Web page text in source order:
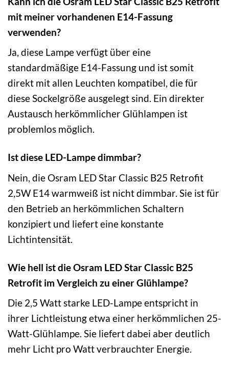
mit meiner vorhandenen E14-Fassung
verwenden?
Ja, diese Lampe verfügt über eine
standardmäßige E14-Fassung und ist somit
direkt mit allen Leuchten kompatibel, die für
diese Sockelgröße ausgelegt sind. Ein direkter
Austausch herkömmlicher Glühlampen ist
problemlos möglich.
Ist diese LED-Lampe dimmbar?
Nein, die Osram LED Star Classic B25 Retrofit
2,5W E14 warmweiß ist nicht dimmbar. Sie ist für
den Betrieb an herkömmlichen Schaltern
konzipiert und liefert eine konstante
Lichtintensität.
Wie hell ist die Osram LED Star Classic B25
Retrofit im Vergleich zu einer Glühlampe?
Die 2,5 Watt starke LED-Lampe entspricht in
ihrer Lichtleistung etwa einer herkömmlichen 25-
Watt-Glühlampe. Sie liefert dabei aber deutlich
mehr Licht pro Watt verbrauchter Energie.